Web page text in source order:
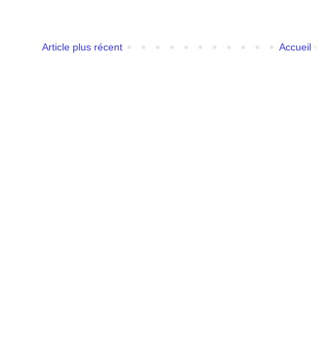
Article plus récent Accueil